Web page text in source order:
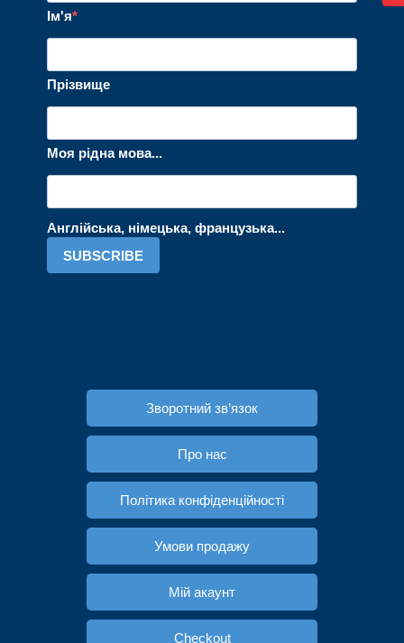
Ім'я
Прізвище
Моя рідна мова...
Англійська, німецька, французька...
SUBSCRIBE
Зворотний зв’язок
Про нас
Політика конфіденційності
Умови продажу
Мій акаунт
Checkout